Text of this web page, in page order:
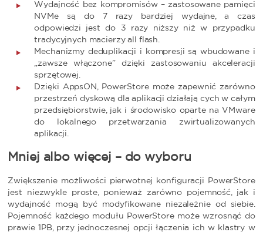
Wydajność bez kompromisów – zastosowane pamięci
NVMe są do 7 razy bardziej wydajne, a czas
odpowiedzi jest do 3 razy niższy niż w przypadku
tradycyjnych macierzy all flash.
Mechanizmy deduplikacji i kompresji są wbudowane i
„zawsze włączone” dzięki zastosowaniu akceleracji
sprzętowej.
Dzięki AppsON, PowerStore może zapewnić zarówno
przestrzeń dyskową dla aplikacji działają cych w całym
przedsiębiorstwie, jak i środowisko oparte na VMware
do lokalnego przetwarzania zwirtualizowanych
aplikacji.
Mniej albo więcej – do wyboru
Zwiększenie możliwości pierwotnej konfiguracji PowerStore
jest niezwykle proste, ponieważ zarówno pojemność, jak i
wydajność mogą być modyfikowane niezależnie od siebie.
Pojemność każdego modułu PowerStore może wzrosnąć do
prawie 1PB, przy jednoczesnej opcji łączenia ich w klastry w